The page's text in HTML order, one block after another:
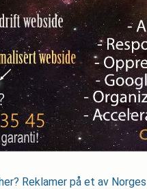
Reklamer på et av